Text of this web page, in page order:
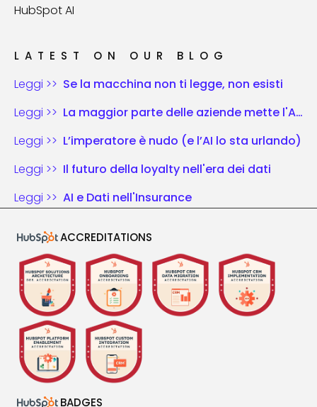
HubSpot AI
LATEST ON OUR BLOG
Leggi >> Se la macchina non ti legge, non esisti
Leggi >> La maggior parte delle aziende mette l'AI nel vecchio schema di gioco. Chi vince riscrive le regole.
Leggi >> L’imperatore è nudo (e l’AI lo sta urlando)
Leggi >> Il futuro della loyalty nell'era dei dati
Leggi >> AI e Dati nell'Insurance
ACCREDITATIONS
BADGES